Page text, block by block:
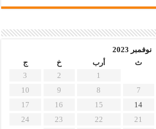
نوفمبر 2023
ث أرب خ
ج
1
2
3
7
8
9
10
14
15
16
17
21
22
23
24